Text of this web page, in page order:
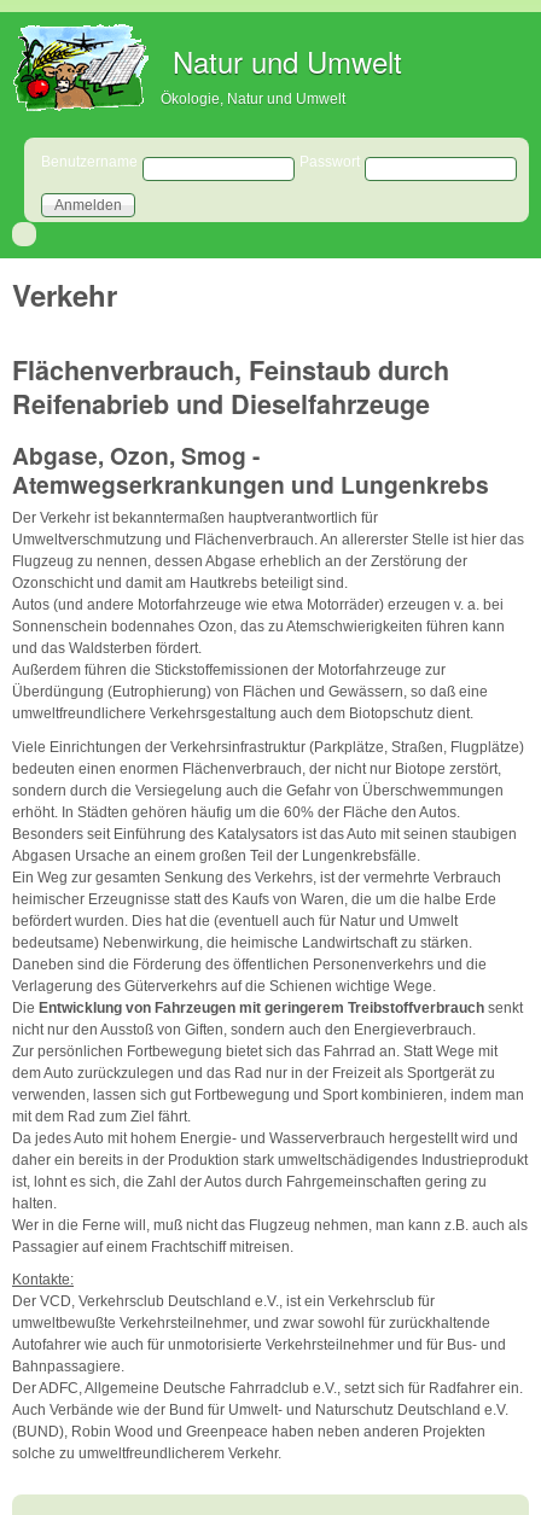
Natur und Umwelt
Ökologie, Natur und Umwelt
Benutzeranmeldung
Benutzername Passwort
Verkehr
Flächenverbrauch, Feinstaub durch
Reifenabrieb und Dieselfahrzeuge
Abgase, Ozon, Smog -
Atemwegserkrankungen und Lungenkrebs
Der Verkehr ist bekanntermaßen hauptverantwortlich für
Umweltverschmutzung und Flächenverbrauch. An allererster Stelle ist hier das
Flugzeug zu nennen, dessen Abgase erheblich an der Zerstörung der
Ozonschicht und damit am Hautkrebs beteiligt sind.
Autos (und andere Motorfahrzeuge wie etwa Motorräder) erzeugen v. a. bei
Sonnenschein bodennahes Ozon, das zu Atemschwierigkeiten führen kann
und das Waldsterben fördert.
Außerdem führen die Stickstoffemissionen der Motorfahrzeuge zur
Überdüngung (Eutrophierung) von Flächen und Gewässern, so daß eine
umweltfreundlichere Verkehrsgestaltung auch dem Biotopschutz dient.
Viele Einrichtungen der Verkehrsinfrastruktur (Parkplätze, Straßen, Flugplätze)
bedeuten einen enormen Flächenverbrauch, der nicht nur Biotope zerstört,
sondern durch die Versiegelung auch die Gefahr von Überschwemmungen
erhöht. In Städten gehören häufig um die 60% der Fläche den Autos.
Besonders seit Einführung des Katalysators ist das Auto mit seinen staubigen
Abgasen Ursache an einem großen Teil der Lungenkrebsfälle.
Ein Weg zur gesamten Senkung des Verkehrs, ist der vermehrte Verbrauch
heimischer Erzeugnisse statt des Kaufs von Waren, die um die halbe Erde
befördert wurden. Dies hat die (eventuell auch für Natur und Umwelt
bedeutsame) Nebenwirkung, die heimische Landwirtschaft zu stärken.
Daneben sind die Förderung des öffentlichen Personenverkehrs und die
Verlagerung des Güterverkehrs auf die Schienen wichtige Wege.
Die Entwicklung von Fahrzeugen mit geringerem Treibstoffverbrauch senkt
nicht nur den Ausstoß von Giften, sondern auch den Energieverbrauch.
Zur persönlichen Fortbewegung bietet sich das Fahrrad an. Statt Wege mit
dem Auto zurückzulegen und das Rad nur in der Freizeit als Sportgerät zu
verwenden, lassen sich gut Fortbewegung und Sport kombinieren, indem man
mit dem Rad zum Ziel fährt.
Da jedes Auto mit hohem Energie- und Wasserverbrauch hergestellt wird und
daher ein bereits in der Produktion stark umweltschädigendes Industrieprodukt
ist, lohnt es sich, die Zahl der Autos durch Fahrgemeinschaften gering zu
halten.
Wer in die Ferne will, muß nicht das Flugzeug nehmen, man kann z.B. auch als
Passagier auf einem Frachtschiff mitreisen.
Kontakte:
Der VCD, Verkehrsclub Deutschland e.V., ist ein Verkehrsclub für
umweltbewußte Verkehrsteilnehmer, und zwar sowohl für zurückhaltende
Autofahrer wie auch für unmotorisierte Verkehrsteilnehmer und für Bus- und
Bahnpassagiere.
Der ADFC, Allgemeine Deutsche Fahrradclub e.V., setzt sich für Radfahrer ein.
Auch Verbände wie der Bund für Umwelt- und Naturschutz Deutschland e.V.
(BUND), Robin Wood und Greenpeace haben neben anderen Projekten
solche zu umweltfreundlicherem Verkehr.